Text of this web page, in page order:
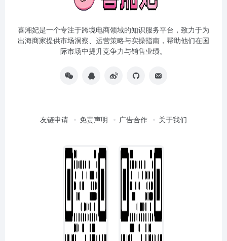
喜湘妃是一个专注于跨境电商领域的知识服务平台，致力于为
出海商家提供市场洞察、运营策略与实操指南，帮助他们在国
际市场中提升竞争力与销售业绩。
友链申请 免责声明 广告合作 关于我们